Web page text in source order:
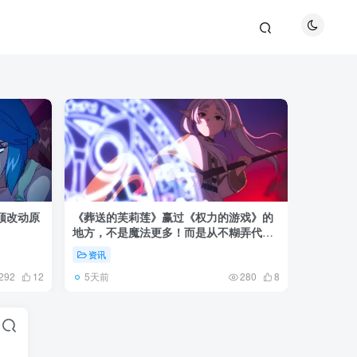
改动原
12
《葬送的芙莉莲》赢过《权力的游戏》的
地方，不是魔法更多！而是从不糊弄代
价！资讯
5天前 280 8